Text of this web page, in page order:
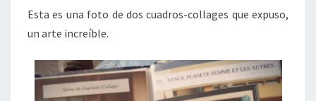
Esta es una foto de dos cuadros-collages que expuso,
un arte increíble.